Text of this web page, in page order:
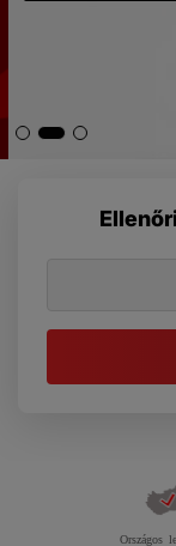
Országos